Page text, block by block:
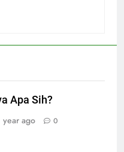
Apa Sih?
year ago 0